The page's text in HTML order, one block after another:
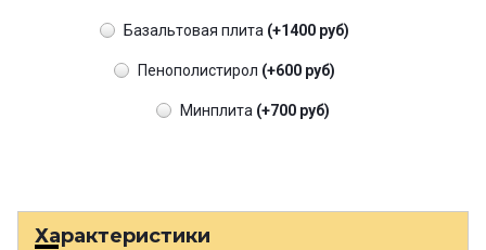
Базальтовая плита (+1400 руб)
Пенополистирол (+600 руб)
Минплита (+700 руб)
Характеристики